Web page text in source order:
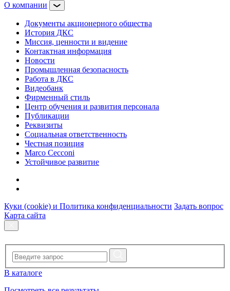
О компании
Документы акционерного общества
История ДКС
Миссия, ценности и видение
Контактная информация
Новости
Промышленная безопасность
Работа в ДКС
Видеобанк
Фирменный стиль
Центр обучения и развития персонала
Публикации
Реквизиты
Социальная ответственность
Честная позиция
Marco Cecconi
Устойчивое развитие
Куки (cookie) и Политика конфиденциальности Задать вопрос
Карта сайта
В каталоге